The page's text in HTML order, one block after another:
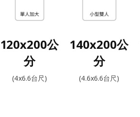
120x200公
分
(4x6.6台尺)
140x200公
分
(4.6x6.6台尺)